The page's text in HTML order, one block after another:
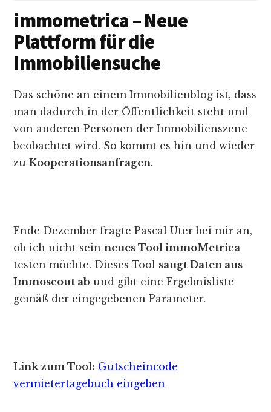
immometrica – Neue
Plattform für die
Immobiliensuche
Das schöne an einem Immobilienblog ist, dass
man dadurch in der Öffentlichkeit steht und
von anderen Personen der Immobilienszene
beobachtet wird. So kommt es hin und wieder
zuKooperationsanfragen.
Ende Dezember fragte Pascal Uter bei mir an,
ob ich nicht seinneues Tool immoMetrica
testen möchte. Dieses Tool saugt Daten aus
Immoscout ab und gibt eine Ergebnisliste
gemäß der eingegebenen Parameter.
Link zum Tool: Gutscheincode
vermietertagebuch eingeben